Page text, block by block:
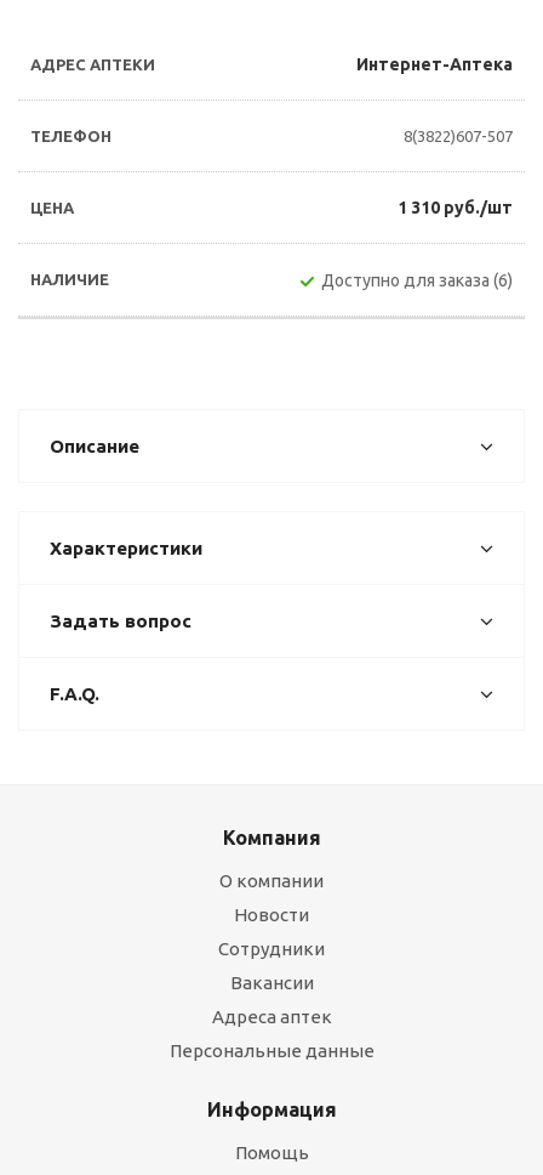
Интернет-Аптека
8(3822)607-507
1 310 руб./шт
Доступно для заказа (6)
Описание
Характеристики
Задать вопрос
F.A.Q.
Компания
О компании
Новости
Сотрудники
Вакансии
Адреса аптек
Персональные данные
Информация
Помощь